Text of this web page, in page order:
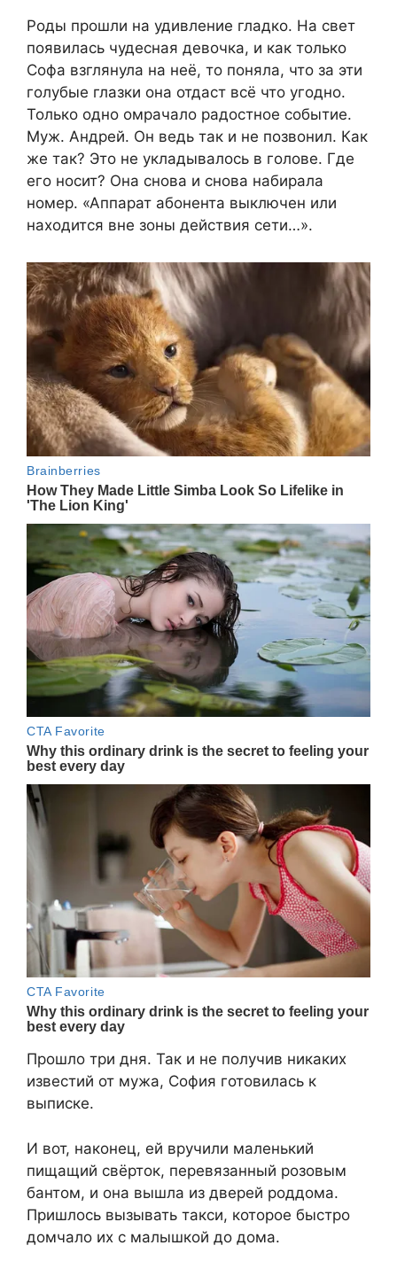
​Роды прошли на удивление гладко. На свет
появилась чудесная девочка, и как только
Софа взглянула на неё, то поняла, что за эти
голубые глазки она отдаст всё что угодно.
Только одно омрачало радостное событие.
Муж. Андрей. Он ведь так и не позвонил. Как
же так? Это не укладывалось в голове. Где
его носит? Она снова и снова набирала
номер. «Аппарат абонента выключен или
находится вне зоны действия сети…».​
​Прошло три дня. Так и не получив никаких
известий от мужа, София готовилась к
выписке.​
​И вот, наконец, ей вручили маленький
пищащий свёрток, перевязанный розовым
бантом, и она вышла из дверей роддома.
Пришлось вызывать такси, которое быстро
домчало их с малышкой до дома.​